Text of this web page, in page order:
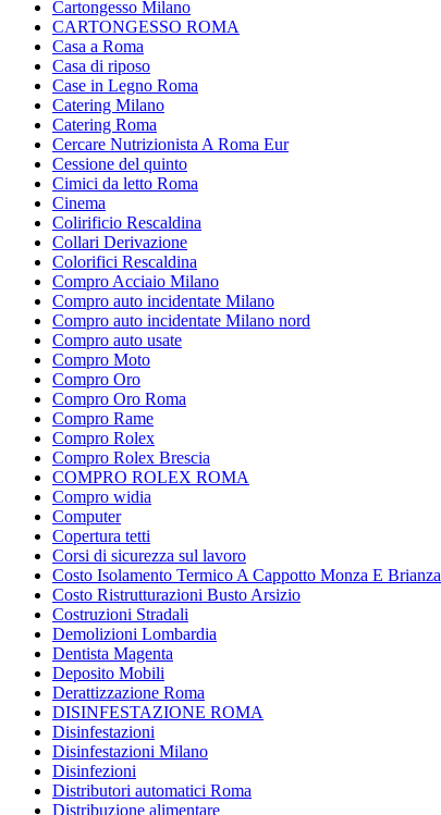
Cartongesso Milano
CARTONGESSO ROMA
Casa a Roma
Casa di riposo
Case in Legno Roma
Catering Milano
Catering Roma
Cercare Nutrizionista A Roma Eur
Cessione del quinto
Cimici da letto Roma
Cinema
Colirificio Rescaldina
Collari Derivazione
Colorifici Rescaldina
Compro Acciaio Milano
Compro auto incidentate Milano
Compro auto incidentate Milano nord
Compro auto usate
Compro Moto
Compro Oro
Compro Oro Roma
Compro Rame
Compro Rolex
Compro Rolex Brescia
COMPRO ROLEX ROMA
Compro widia
Computer
Copertura tetti
Corsi di sicurezza sul lavoro
Costo Isolamento Termico A Cappotto Monza E Brianza
Costo Ristrutturazioni Busto Arsizio
Costruzioni Stradali
Demolizioni Lombardia
Dentista Magenta
Deposito Mobili
Derattizzazione Roma
DISINFESTAZIONE ROMA
Disinfestazioni
Disinfestazioni Milano
Disinfezioni
Distributori automatici Roma
Distribuzione alimentare